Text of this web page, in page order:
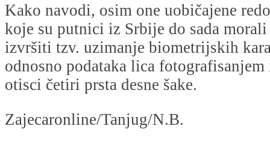
Kako navodi, osim one uobičajene
koje su putnici iz Srbije do sada morali
izvršiti tzv. uzimanje biometrijskih
odnosno podataka lica fotografisanjem
otisci četiri prsta desne šake.
Zajecaronline/Tanjug/N.B.